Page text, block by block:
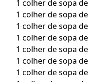
1 colher de sopa
1 colher de sopa
1 colher de sopa
1 colher de sopa
1 colher de sopa
1 colher de sopa
1 colher de sopa